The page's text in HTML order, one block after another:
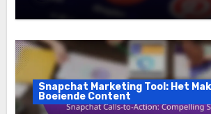
Snapchat Marketing Tool: Het
Boeiende Content